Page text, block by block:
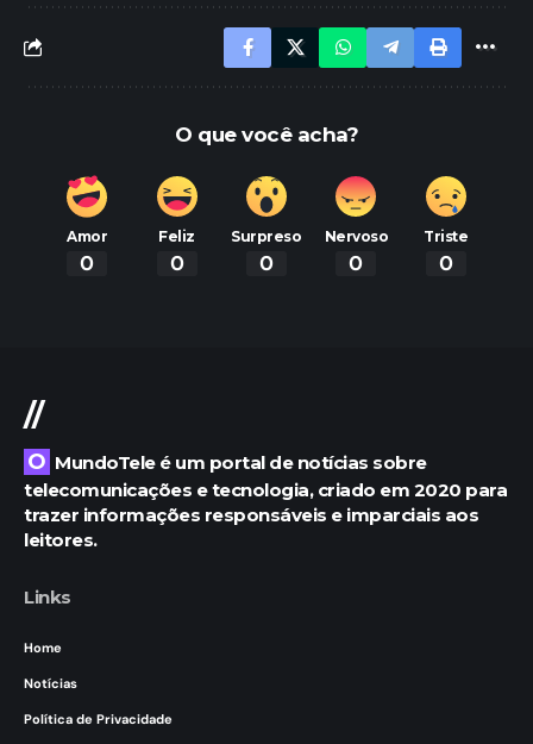
O que você acha?
Amor
0
Feliz
0
Surpreso
0
Nervoso
0
Triste
0
//
O MundoTele é um portal de notícias sobre
telecomunicações e tecnologia, criado em 2020 para
trazer informações responsáveis e imparciais aos
leitores.
Links
Home
Notícias
Política de Privacidade